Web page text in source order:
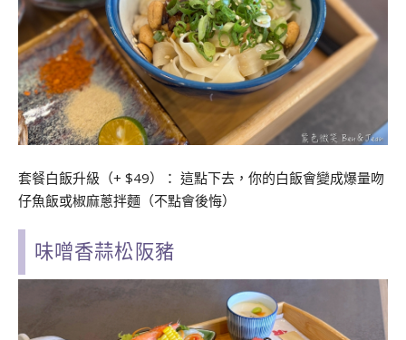
套餐白飯升級（+ $49）： 這點下去，你的白飯會變成爆量吻
仔魚飯或椒麻蔥拌麵（不點會後悔）
味噌香蒜松阪豬